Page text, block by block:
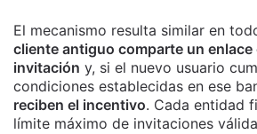
El mecanismo resulta similar en
cliente antiguo comparte un
invitación y, si el nuevo usuario
condiciones establecidas en ese
reciben el incentivo. Cada entidad
límite máximo de invitaciones